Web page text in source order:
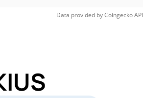
Data provided byCoingeckoAPI